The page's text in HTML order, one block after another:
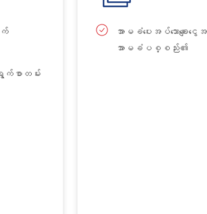
က်
က်စာတမ်း
အာမခံပေးအပ်သောချေးငွ
အာမခံပစ္စည်း၏